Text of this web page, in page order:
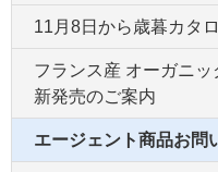
11月8日から歳暮カタ
フランス産 オーガニ
新発売のご案内
エージェント商品お問